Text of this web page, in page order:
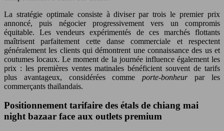
La stratégie optimale consiste à diviser par trois le premier prix
annoncé, puis négocier progressivement vers un compromis
équitable. Les vendeurs expérimentés de ces marchés flottants
maîtrisent parfaitement cette danse commerciale et respectent
généralement les clients qui démontrent une connaissance des us et
coutumes locaux. Le moment de la journée influence également les
prix : les premières ventes matinales bénéficient souvent de tarifs
plus avantageux, considérées commeporte-bonheurpar les
commerçants thaïlandais.
Positionnement tarifaire des étals de chiang mai
night bazaar face aux outlets premium